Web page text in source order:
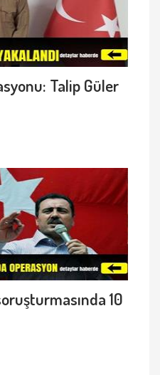
Talip Güler
10